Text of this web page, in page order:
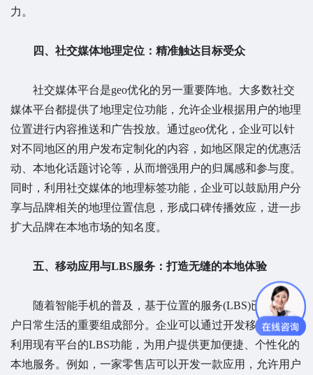
力。
四、社交媒体地理定位：精准触达目标受众
社交媒体平台是geo优化的另一重要阵地。大多数社交
媒体平台都提供了地理定位功能，允许企业根据用户的地理
位置进行内容推送和广告投放。通过geo优化，企业可以针
对不同地区的用户发布定制化的内容，如地区限定的优惠活
动、本地化话题讨论等，从而增强用户的归属感和参与度。
同时，利用社交媒体的地理标签功能，企业可以鼓励用户分
享与品牌相关的地理位置信息，形成口碑传播效应，进一步
扩大品牌在本地市场的知名度。
五、移动应用与LBS服务：打造无缝的本地体验
随着智能手机的普及，基于位置的服务(LBS)已成为用
户日常生活的重要组成部分。企业可以通过开发移动应用或
利用现有平台的LBS功能，为用户提供更加便捷、个性化的
本地服务。例如，一家零售店可以开发一款应用，允许用户